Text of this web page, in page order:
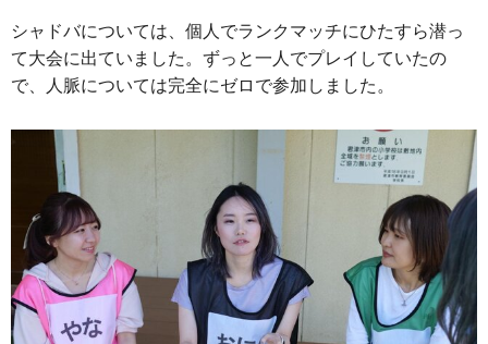
シャドバについては、個人でランクマッチにひたすら潜っ
て大会に出ていました。ずっと一人でプレイしていたの
で、人脈については完全にゼロで参加しました。